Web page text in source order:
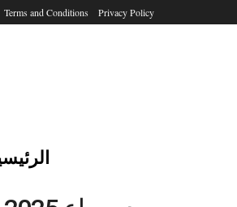
Privacy Policy
Terms and Conditions